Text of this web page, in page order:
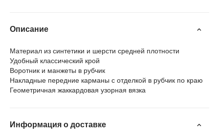
Описание
Материал из синтетики и шерсти средней плотности
Удобный классический крой
Воротник и манжеты в рубчик
Накладные передние карманы с отделкой в рубчик по краю
Геометричная жаккардовая узорная вязка
Информация о доставке